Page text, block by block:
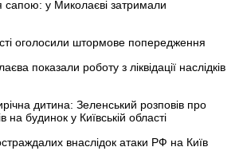
сапою: у Миколаєві затримали
оголосили штормове попередження
показали роботу з ліквідації наслідків
дитина: Зеленський розповів про
на будинок у Київській області
внаслідок атаки РФ на Київ